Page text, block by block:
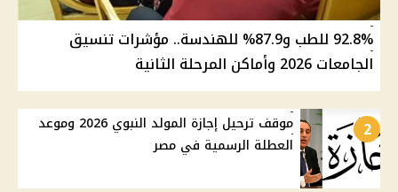
92.8% للطب و87.9% للهندسة.. مؤشرات تنسيق
الجامعات 2026 وأماكن المرحلة الثانية
2
موقف ترحيل إجازة المولد النبوي 2026 وموعد
العطلة الرسمية في مصر